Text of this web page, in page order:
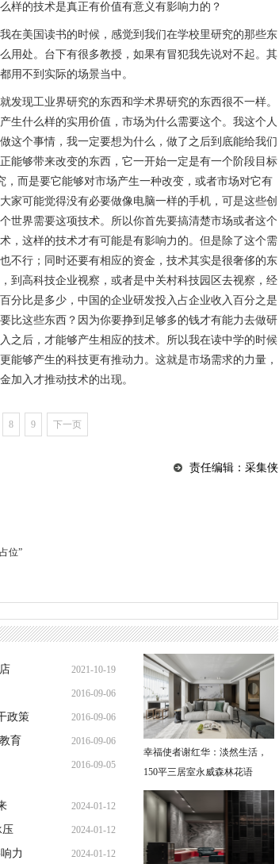
样的技术是真正有价值有意义有影响力的？
在美国读书的时候，感觉到我们在学校里研究的那些东
用处。台下有很多教授，如果有冒犯我先说对不起。其
用不到实际的场景当中。
发现工业界研究的东西和学术界研究的东西很不一样。
生什么样的实用价值，市场为什么需要这个。我这个人
这个事情，我一定要想为什么，做了之后到底能给我们
能够带来改变的东西，它一开始一定是有一个阶段目标
，而是要它能够对市场产生一种改变，或者市场对它有
家可能觉得没有必要做像电脑一样的手机，可是这些创
世界需要这项技术。所以你首先要搞清楚市场或者这个
，这样的技术才有可能是有影响力的。但是除了这个需
不行；同时还要有相应的资金，技术其实是很奢侈的东
到高科技企业视察，或者是中关村科技园区去视察，经
分比是多少，中国的企业研发投入占企业收入百分之是
比这些东西？因为你要挣到足够多的钱才有能力去做研
之后，才能够产生相应的技术。所以我在读中学的时候
能够产生的科技更有推动力。这就是市场需求的力量，
加入才推动技术的出现。
8 9 下一页
责任编辑：采集侠
位”
2021-10-19
15:35:50
2016-09-06
16:34:52
政策
2016-09-06
16:10:44
育 2016-09-06
11:19:29
2016-09-05
2024-01-12
18:54:35
2024-01-12
18:53:47
力 2024-01-12
幸福使者谢红华：淡然生活，
150平三居室永威森林花语